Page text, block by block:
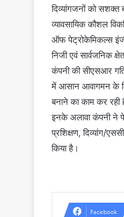
दिव्यांगजनों को सशक्त
व्यावसायिक कौशल
ऑफ पेट्रोकेमिकल्स
निजी एवं सार्वजनिक
कंपनी की सीएसआर
में आसान आवागमन के
बनाने का काम कर रही
इनके अलावा कंपनी ने
प्रशिक्षण, दिव्यांग/
किया है।
Facebook